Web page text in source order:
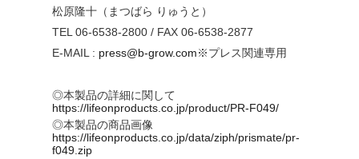
松原隆十（まつばら りゅうと）
TEL 06-6538-2800 / FAX 06-6538-2877
E-MAIL : press@b-grow.com※プレス関連専用
◎本製品の詳細に関して
https://lifeonproducts.co.jp/product/PR-F049/
◎本製品の商品画像
https://lifeonproducts.co.jp/data/ziph/prismate/pr-
f049.zip